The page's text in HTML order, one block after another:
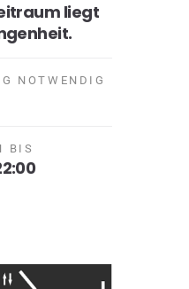
liegt
NOTWENDIG
BIS